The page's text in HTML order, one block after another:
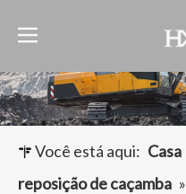
Você está aqui: Casa
reposição de caçamba »